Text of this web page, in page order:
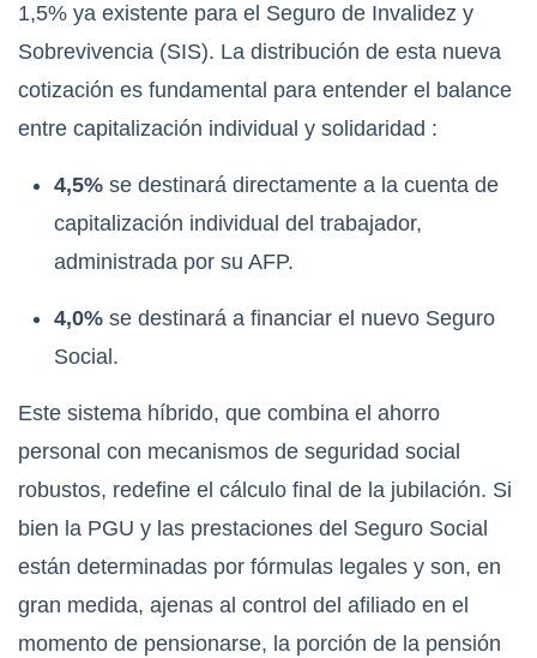
1,5% ya existente para el Seguro de Invalidez y
Sobrevivencia (SIS). La distribución de esta nueva
cotización es fundamental para entender el balance
entre capitalización individual y solidaridad :
4,5% se destinará directamente a la cuenta de
capitalización individual del trabajador,
administrada por su AFP.
4,0% se destinará a financiar el nuevo Seguro
Social.
Este sistema híbrido, que combina el ahorro
personal con mecanismos de seguridad social
robustos, redefine el cálculo final de la jubilación. Si
bien la PGU y las prestaciones del Seguro Social
están determinadas por fórmulas legales y son, en
gran medida, ajenas al control del afiliado en el
momento de pensionarse, la porción de la pensión